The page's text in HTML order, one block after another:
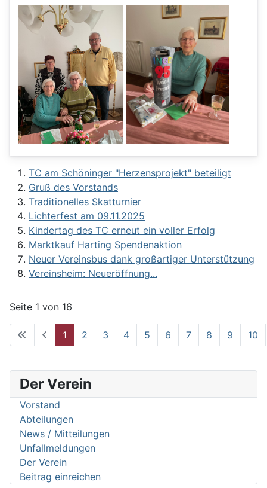
Der Verein
Vorstand
Abteilungen
News / Mitteilungen
Unfallmeldungen
Der Verein
Beitrag einreichen
TC am Schöninger "Herzensprojekt" beteiligt
Gruß des Vorstands
Traditionelles Skatturnier
Lichterfest am 09.11.2025
Kindertag des TC erneut ein voller Erfolg
Marktkauf Harting Spendenaktion
Neuer Vereinsbus dank großartiger Unterstützung
Vereinsheim: Neueröffnung...
Seite 1 von 16
1 2 3 4 5 6 7 8 9 10